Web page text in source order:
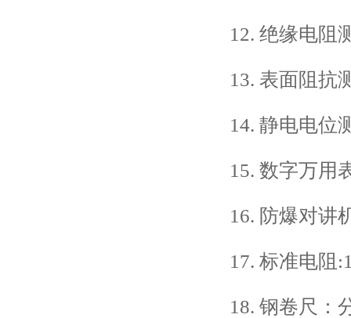
12. 绝缘电阻
13. 表面阻抗
14. 静电电位
15. 数字万用
16. 防爆对讲
17. 标准电阻
18. 钢卷尺：